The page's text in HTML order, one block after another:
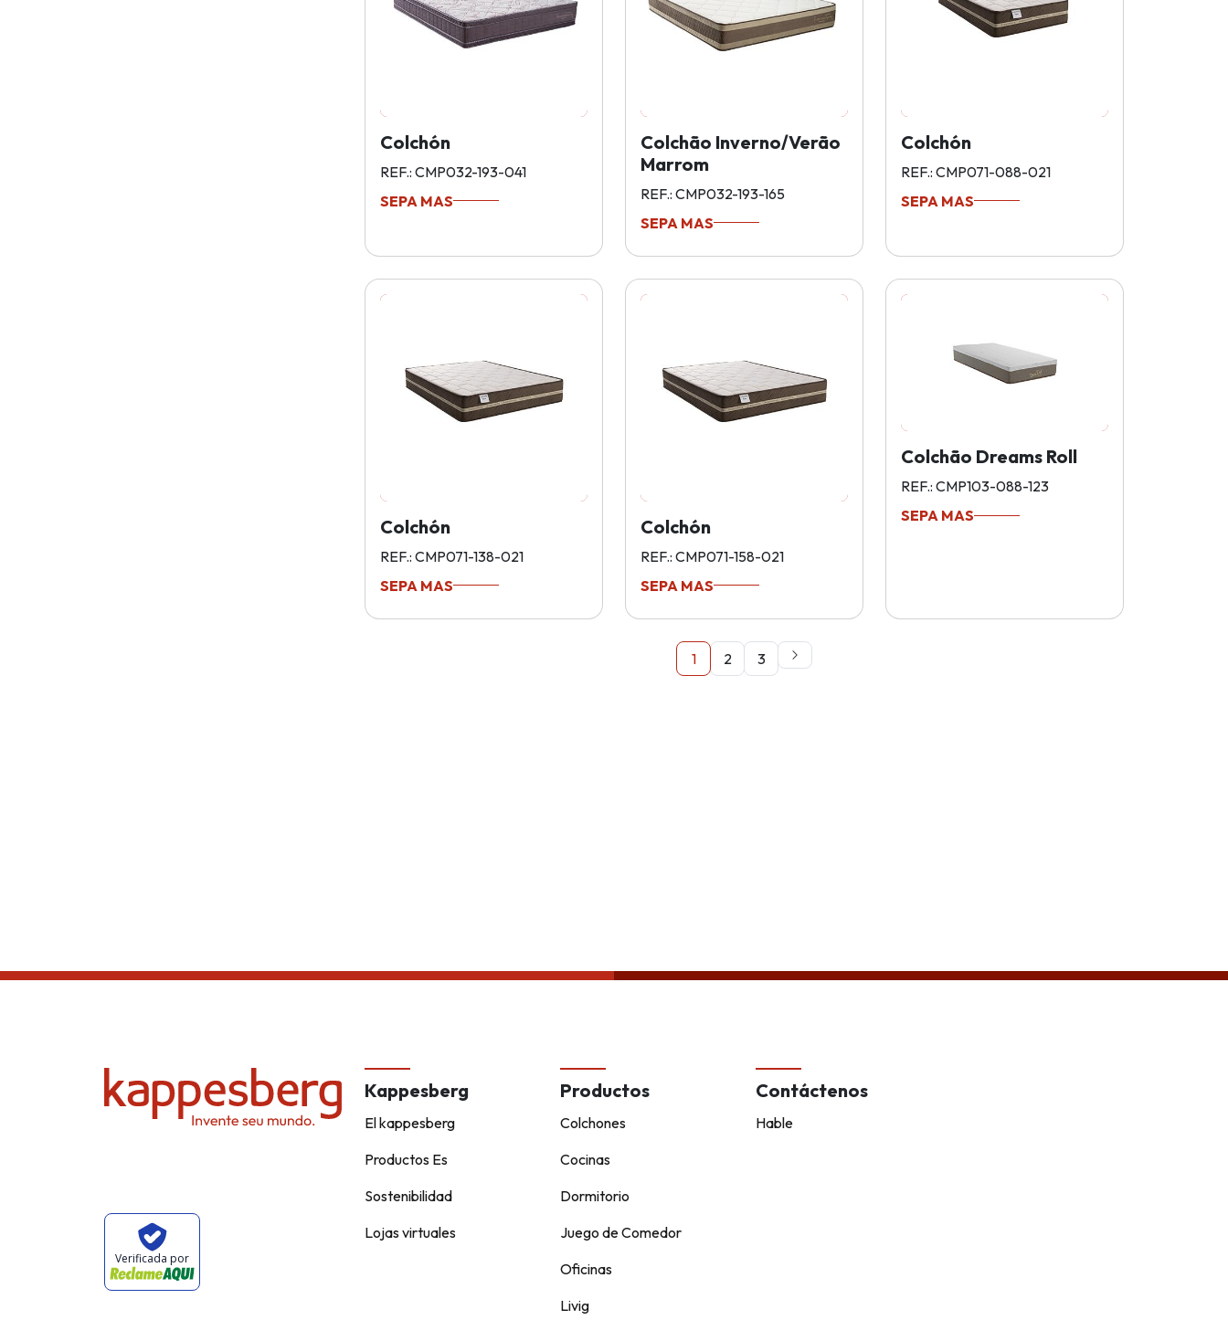
Colchón
REF.: CMP032-193-041
SEPA MAS
Colchão Inverno/Verão
Marrom
REF.: CMP032-193-165
SEPA MAS
Colchón
REF.: CMP071-088-021
SEPA MAS
Colchón
REF.: CMP071-138-021
SEPA MAS
Colchón
REF.: CMP071-158-021
SEPA MAS
Colchão Dreams Roll
REF.: CMP103-088-123
SEPA MAS
1 2 3
Verificada por
Kappesberg
El kappesberg
Productos Es
Sostenibilidad
Lojas virtuales
Productos
Colchones
Cocinas
Dormitorio
Juego de Comedor
Oficinas
Livig
Contáctenos
Hable